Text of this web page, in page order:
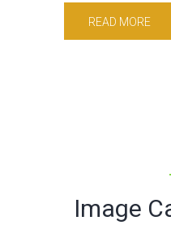
READ MORE
Image